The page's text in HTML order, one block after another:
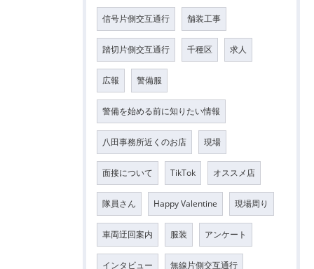
信号片側交互通行 舗装工事
踏切片側交互通行 千種区 求人
広報 警備服
警備を始める前に知りたい情報
八田事務所近くのお店 現場
面接について TikTok オススメ店
隊員さん Happy Valentine 現場周り
車両迂回案内 服装 アンケート
インタビュー 無線片側交互通行